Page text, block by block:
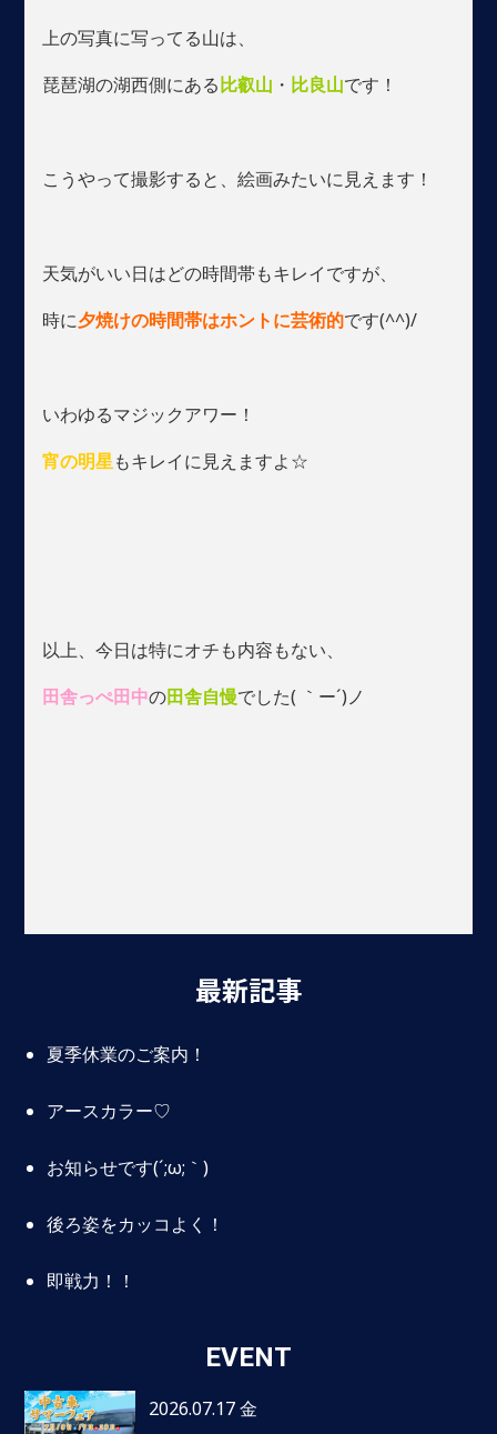
上の写真に写ってる山は、
琵琶湖の湖西側にある比叡山 ・ 比良山です！
こうやって撮影すると、絵画みたいに見えます！
天気がいい日はどの時間帯もキレイですが、
時に夕焼けの時間帯はホントに芸術的です(^^)/
いわゆるマジックアワー！
宵の明星もキレイに見えますよ☆
以上、今日は特にオチも内容もない、
田舎っぺ田中の田舎自慢でした( ｀ー´)ノ
最新記事
夏季休業のご案内！
アースカラー♡
お知らせです(´;ω;｀)
後ろ姿をカッコよく！
即戦力！！
EVENT
2026.07.17 金